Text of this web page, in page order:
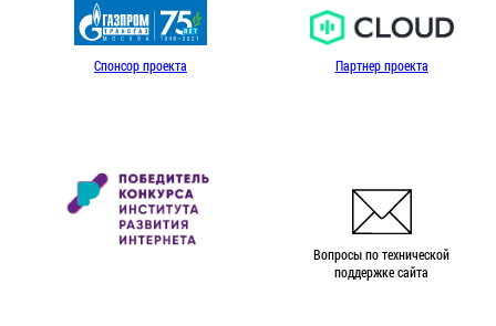
Спонсор проекта Партнер проекта
Вопросы по технической
поддержке сайта